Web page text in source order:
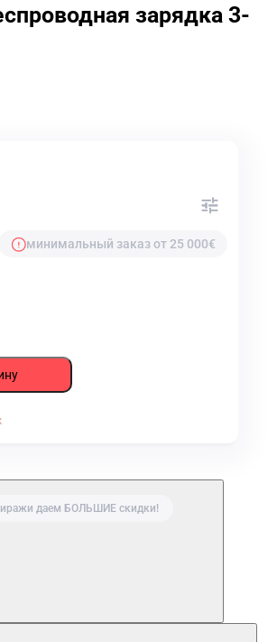
зарядка 3-
минимальный заказ от 25 000€
даем БОЛЬШИЕ скидки!